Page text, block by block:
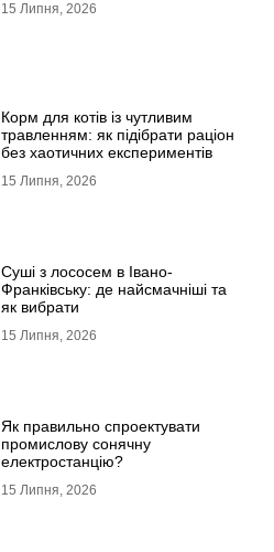
15 Липня, 2026
Корм для котів із чутливим
травленням: як підібрати раціон
без хаотичних експериментів
15 Липня, 2026
Суші з лососем в Івано-
Франківську: де найсмачніші та
як вибрати
15 Липня, 2026
Як правильно спроектувати
промислову сонячну
електростанцію?
15 Липня, 2026